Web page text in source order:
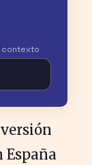
contexto
España